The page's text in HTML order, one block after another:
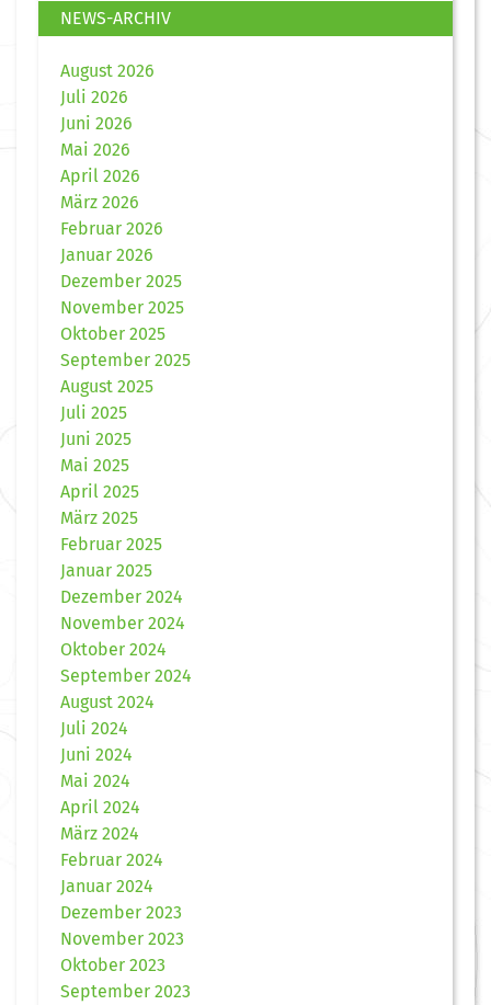
NEWS-ARCHIV
August 2026
Juli 2026
Juni 2026
Mai 2026
April 2026
März 2026
Februar 2026
Januar 2026
Dezember 2025
November 2025
Oktober 2025
September 2025
August 2025
Juli 2025
Juni 2025
Mai 2025
April 2025
März 2025
Februar 2025
Januar 2025
Dezember 2024
November 2024
Oktober 2024
September 2024
August 2024
Juli 2024
Juni 2024
Mai 2024
April 2024
März 2024
Februar 2024
Januar 2024
Dezember 2023
November 2023
Oktober 2023
September 2023